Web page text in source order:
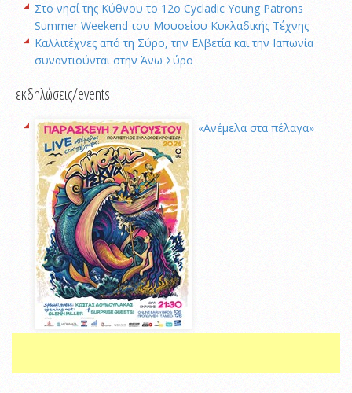
Στο νησί της Κύθνου το 12ο Cycladic Young Patrons
Summer Weekend του Μουσείου Κυκλαδικής Τέχνης
Καλλιτέχνες από τη Σύρο, την Ελβετία και την Ιαπωνία
συναντιούνται στην Άνω Σύρο
εκδηλώσεις/events
«Ανέμελα στα πέλαγα»